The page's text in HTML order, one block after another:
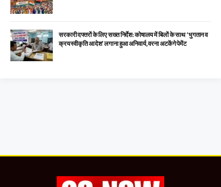
सरकारी दफ्तरों के लिए सख्त निर्देश: कोषालय में बिलों के साथ ‘भुगतान व
क्रय स्वीकृति आदेश’ लगाना हुआ अनिवार्य, वरना अटकेंगे पेमेंट